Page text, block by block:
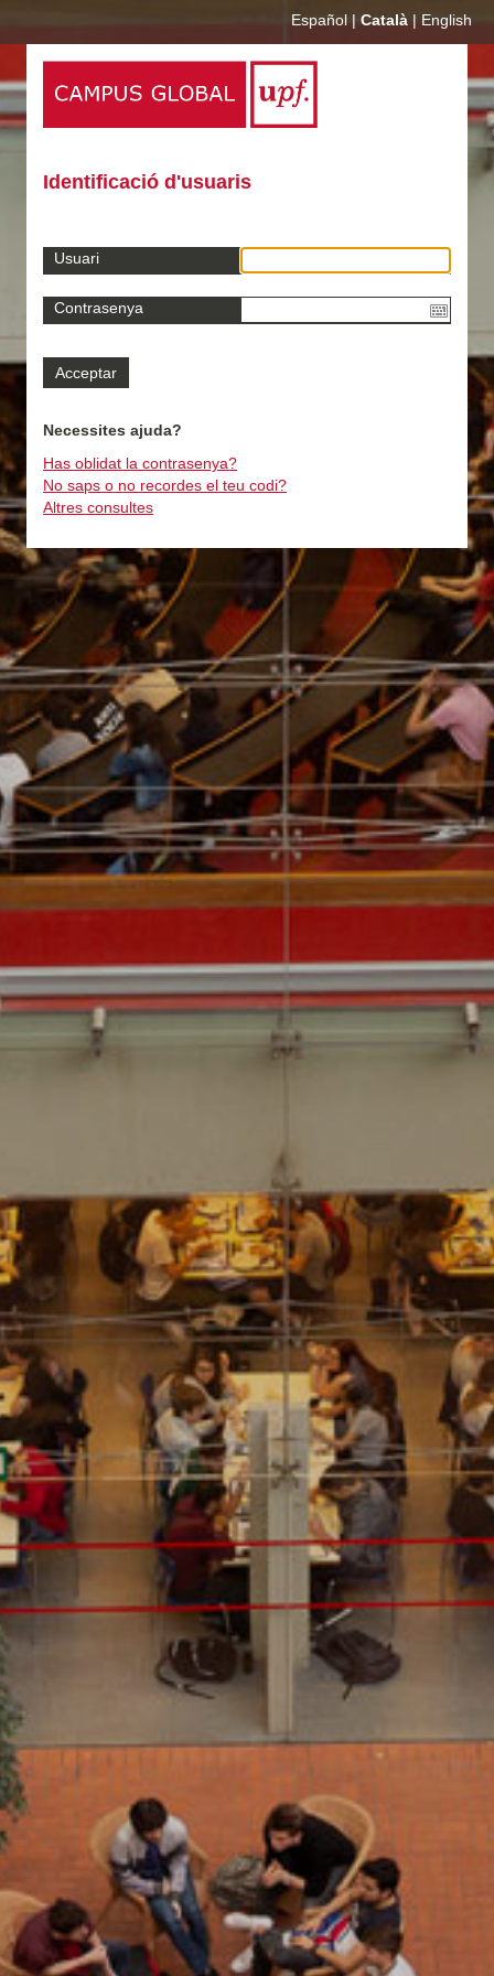
Español | Català | English
Identificació d'usuaris
Usuari
Contrasenya
Necessites ajuda?
Has oblidat la contrasenya?
No saps o no recordes el teu codi?
Altres consultes